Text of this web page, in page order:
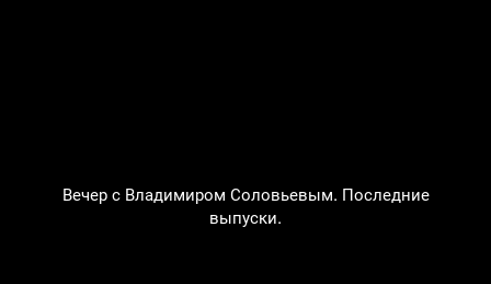
Вечер с Владимиром Соловьевым. Последние
выпуски.